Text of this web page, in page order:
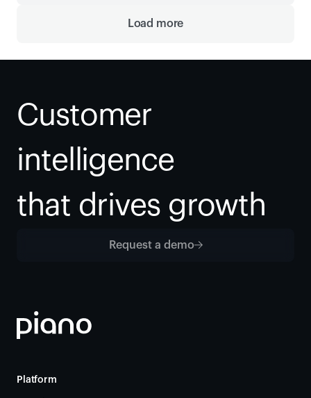
Load more
Customer
intelligence
that drives growth
Request a demo
Platform